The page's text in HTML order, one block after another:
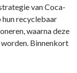
van Coca-
hun recyclebaar
waarna deze
Binnenkort